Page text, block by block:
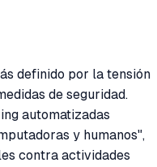
definido por la tensión
de seguridad.
automatizadas
y humanos",
contra actividades